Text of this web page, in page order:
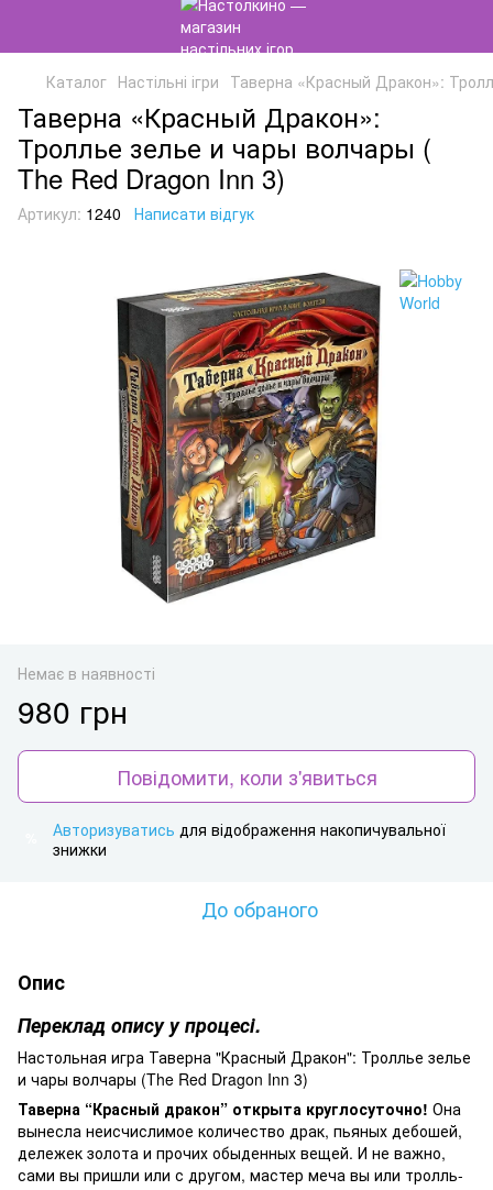
Каталог Настільні ігри Таверна «Красный Дракон»:
Таверна «Красный Дракон»:
Троллье зелье и чары волчары (
The Red Dragon Inn 3)
Артикул: 1240 Написати відгук
Немає в наявності
980 грн
Повідомити, коли з'явиться
Авторизуватись для відображення накопичувальної
знижки
До обраного
Опис
Переклад опису у процесі.
Настольная игра Таверна "Красный Дракон": Троллье зелье
и чары волчары (The Red Dragon Inn 3) ​​​​​
Таверна “Красный дракон” открыта круглосуточно! Она
вынесла неисчислимое количество драк, пьяных дебошей,
дележек золота и прочих обыденных вещей. И не важно,
сами вы пришли или с другом, мастер меча вы или тролль-